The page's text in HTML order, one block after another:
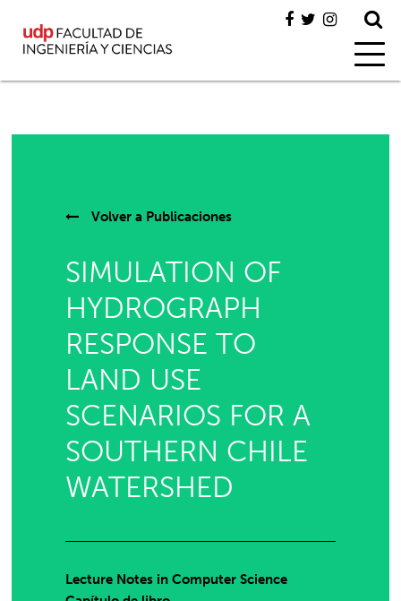
Volver a Publicaciones
SIMULATION OF
HYDROGRAPH
RESPONSE TO
LAND USE
SCENARIOS FOR A
SOUTHERN CHILE
WATERSHED
Lecture Notes in Computer Science